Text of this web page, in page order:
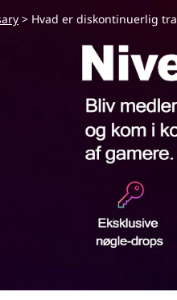
> Hvad er diskontinuerlig